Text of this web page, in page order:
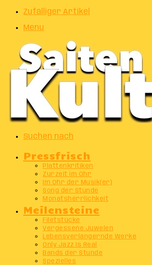
Zufälliger Artikel
Menu
Suchen nach
Pressfrisch
Plattenkritiken
Zurzeit im Ohr
Im Ohr der Musik(er)
Song der Stunde
Monatsherrlichkeit
Meilensteine
Filetstücke
Vergessene Juwelen
Lebensverlängernde Werke
Only Jazz Is Real
Bands der Stunde
Spezielles